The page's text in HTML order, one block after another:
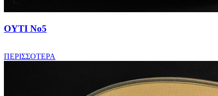
ΟΥΤΙ No5
ΠΕΡΙΣΣΟΤΕΡΑ